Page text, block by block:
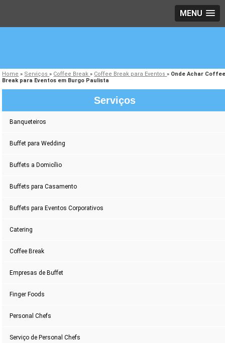
MENU
Home » Serviços» Coffee Break» Coffee Break para Eventos» Onde Achar
Break para Eventos em Burgo Paulista
Serviços
Banqueteiros
Buffet para Wedding
Buffets a Domicílio
Buffets para Casamento
Buffets para Eventos Corporativos
Catering
Coffee Break
Empresas de Buffet
Finger Foods
Personal Chefs
Serviço de Personal Chefs